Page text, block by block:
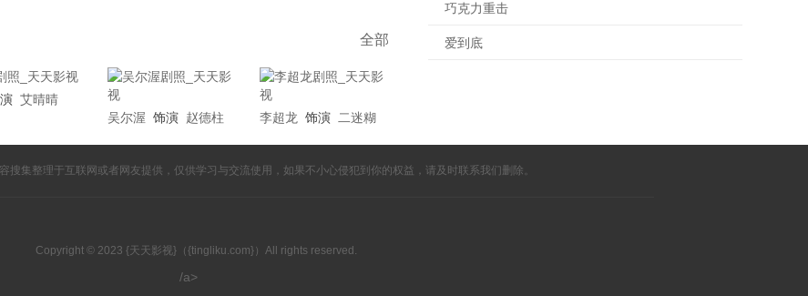
全部
艾晴晴
吴尔渥 饰演 赵德柱 李超龙 饰演 二迷糊
巧克力重击
爱到底
搜集整理于互联网或者网友提供，仅供学习与交流使用，如果不小心侵犯到你的权益，请及时联系我们删除。
Copyright © 2023 {天天影视}（{tingliku.com}）All rights reserved.
/a>